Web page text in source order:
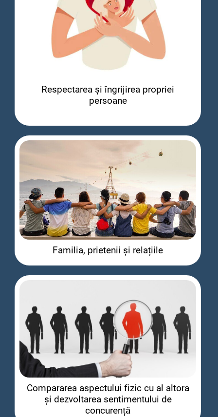
Respectarea și îngrijirea propriei
persoane
Familia, prietenii și relațiile
Compararea aspectului fizic cu al altora
și dezvoltarea sentimentului de
concurență